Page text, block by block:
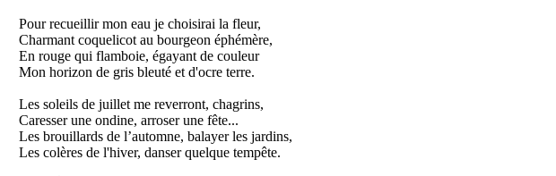
Pour recueillir mon eau je choisirai la fleur,
Charmant coquelicot au bourgeon éphémère,
En rouge qui flamboie, égayant de couleur
Mon horizon de gris bleuté et d'ocre terre.
Les soleils de juillet me reverront, chagrins,
Caresser une ondine, arroser une fête...
Les brouillards de l’automne, balayer les jardins,
Les colères de l'hiver, danser quelque tempête.